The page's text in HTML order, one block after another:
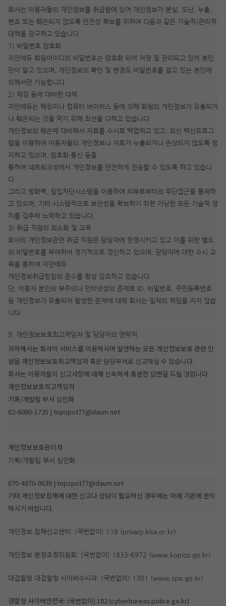
회사는 이용자들의 개인정보를 취급함에 있어 개인정보가 분실, 도난, 누출,
변조 또는 훼손되지 않도록 안전성 확보를 위하여 다음과 같은 기술적/관리적
대책을 강구하고 있습니다.
1) 비밀번호 암호화
지안에듀 회원아이디의 비밀번호는 암호화 되어 저장 및 관리되고 있어 본인
만이 알고 있으며, 개인정보의 확인 및 변경도 비밀번호를 알고 있는 본인에
의해서만 가능합니다.
2) 해킹 등에 대비한 대책
지안에듀는 해킹이나 컴퓨터 바이러스 등에 의해 회원의 개인정보가 유출되거
나 훼손되는 것을 막기 위해 최선을 다하고 있습니다.
개인정보의 훼손에 대비해서 자료를 수시로 백업하고 있고, 최신 백신프로그
램을 이용하여 이용자들의 개인정보나 자료가 누출되거나 손상되지 않도록 방
지하고 있으며, 암호화 통신 등을
통하여 네트워크상에서 개인정보를 안전하게 전송할 수 있도록 하고 있습니
다.
그리고 방화벽, 침입차단시스템을 이용하여 외부로부터의 무단접근을 통제하
고 있으며, 기타 시스템적으로 보안성을 확보하기 위한 가낭한 모든 기술적 장
치를 갖추려 노력하고 있습니다.
3) 취급 직원의 최소화 및 교육
회사의 개인정보관련 취급 직원은 담당자에 한정시키고 있고 이를 위한 별도
의 비밀번호를 부여하여 정기적으로 갱신하고 있으며, 담당자에 대한 수시 교
육을 통하여 지안에듀
개인정보취급방침의 준수를 항상 강조하고 있습니다.
단, 이용자 본인의 부주의나 인터넷상의 문제로 ID, 비밀번호, 주민등록번호
등 개인정보가 유출되어 발생한 문제에 대해 회사는 일체의 책임을 지지 않습
니다.
9. 개인정보보호최고책임자 및 담당자의 연락처
귀하께서는 회사의 서비스를 이용하시며 발생하는 모든 개인정보보호 관련 민
원을 개인정보보호최고책임자 혹은 담당부서로 신고하실 수 있습니다.
회사는 이용자들의 신고사항에 대해 신속하게 충분한 답변을 드릴 것입니다.
개인정보보호최고책임자
기획/개발팀 부서 심인화
02-6080-1725 | topspot77@daum.net
개인정보보호관리자
기획/개발팀 부서 심인화
070-4870-0639 | topspot77@daum.net
기타 개인정보침해에 대한 신고나 상담이 필요하신 경우에는 아래 기관에 문의
하시기 바랍니다.
개인정보 침해신고센터: (국번없이) 118 (privacy.kisa.or.kr)
개인정보 분쟁조정위원회: (국번없이) 1833-6972 (www.kopico.go.kr)
대검찰청 대검찰청 사이버수사과: (국번없이) 1301 (www.spo.go.kr)
경찰청 사이버안전국: (국번없이) 182 (cyberbureau.police.go.kr)